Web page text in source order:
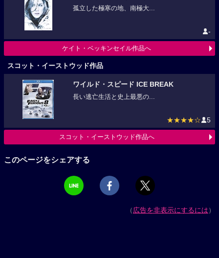
孤立した極寒の地、南極大...
-
ケイト・ベッキンセイル作品へ
スコット・イーストウッド作品
ワイルド・スピード ICE BREAK
長い逃亡生活と史上最悪の...
★★★★☆ 5
スコット・イーストウッド作品へ
このページをシェアする
（広告を非表示にするには）